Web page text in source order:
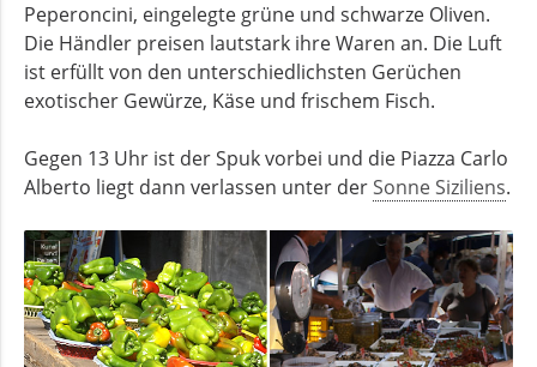
Peperoncini, eingelegte grüne und schwarze Oliven.
Die Händler preisen lautstark ihre Waren an. Die Luft
ist erfüllt von den unterschiedlichsten Gerüchen
exotischer Gewürze, Käse und frischem Fisch.
Gegen 13 Uhr ist der Spuk vorbei und die Piazza Carlo
Alberto liegt dann verlassen unter derSonne Siziliens.